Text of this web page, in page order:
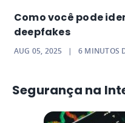
Como você pode
deepfakes
AUG 05, 2025 |6 MINUTOS
Segurança na